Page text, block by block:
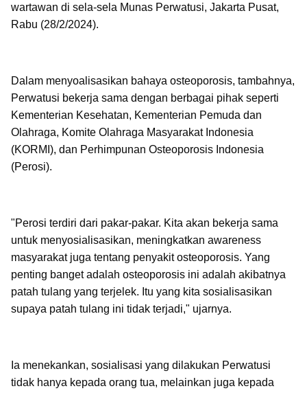
wartawan di sela-sela Munas Perwatusi, Jakarta Pusat,
Rabu (28/2/2024).
Dalam menyoalisasikan bahaya osteoporosis, tambahnya,
Perwatusi bekerja sama dengan berbagai pihak seperti
Kementerian Kesehatan, Kementerian Pemuda dan
Olahraga, Komite Olahraga Masyarakat Indonesia
(KORMI), dan Perhimpunan Osteoporosis Indonesia
(Perosi).
"Perosi terdiri dari pakar-pakar. Kita akan bekerja sama
untuk menyosialisasikan, meningkatkan awareness
masyarakat juga tentang penyakit osteoporosis. Yang
penting banget adalah osteoporosis ini adalah akibatnya
patah tulang yang terjelek. Itu yang kita sosialisasikan
supaya patah tulang ini tidak terjadi," ujarnya.
Ia menekankan, sosialisasi yang dilakukan Perwatusi
tidak hanya kepada orang tua, melainkan juga kepada